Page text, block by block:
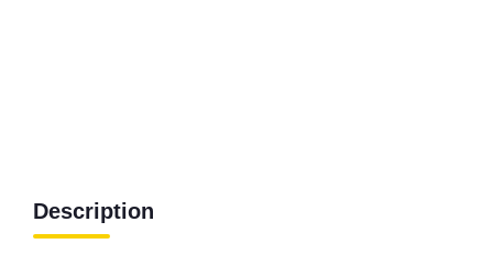
Description